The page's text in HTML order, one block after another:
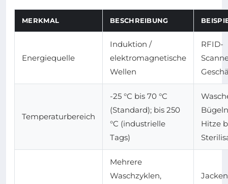
MERKMAL BESCHREIBUNG
Energiequelle
Induktion /
elektromagnetische
Wellen
RFID-
Temperaturbereich
-25 °C bis 70 °C
(Standard); bis 250
°C (industrielle
Tags)
Hitze
Mehrere
Waschzyklen,